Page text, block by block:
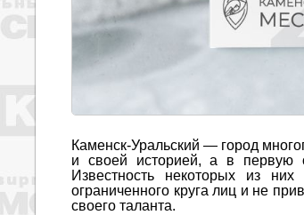
Каменск-Уральский — город
и своей историей, а в первую
Известность некоторых из
ограниченного круга лиц и не
своего таланта.